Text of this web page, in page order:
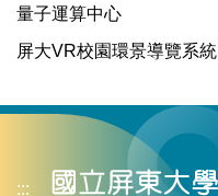
量子運算中心
屏大VR校園環景導覽系統
:::